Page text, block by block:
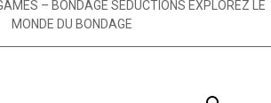
– BONDAGE SEDUCTIONS EXPLOREZ LE
MONDE DU BONDAGE